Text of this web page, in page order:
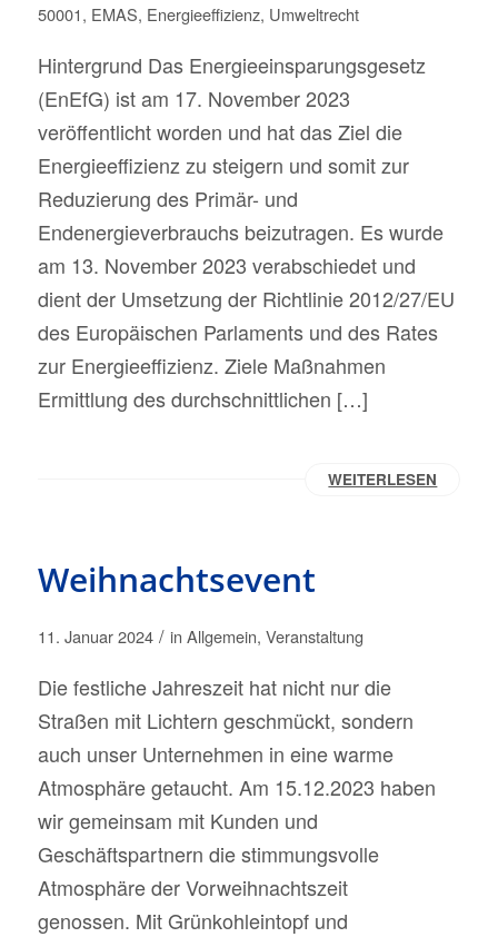
50001, EMAS, Energieeffizienz, Umweltrecht
Hintergrund Das Energieeinsparungsgesetz
(EnEfG) ist am 17. November 2023
veröffentlicht worden und hat das Ziel die
Energieeffizienz zu steigern und somit zur
Reduzierung des Primär- und
Endenergieverbrauchs beizutragen. Es wurde
am 13. November 2023 verabschiedet und
dient der Umsetzung der Richtlinie 2012/27/EU
des Europäischen Parlaments und des Rates
zur Energieeffizienz. Ziele Maßnahmen
Ermittlung des durchschnittlichen […]
WEITERLESEN
Weihnachtsevent
11. Januar 2024 / in Allgemein, Veranstaltung
Die festliche Jahreszeit hat nicht nur die
Straßen mit Lichtern geschmückt, sondern
auch unser Unternehmen in eine warme
Atmosphäre getaucht. Am 15.12.2023 haben
wir gemeinsam mit Kunden und
Geschäftspartnern die stimmungsvolle
Atmosphäre der Vorweihnachtszeit
genossen. Mit Grünkohleintopf und